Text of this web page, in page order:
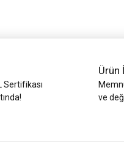
Sertifikası
Ürün
ve